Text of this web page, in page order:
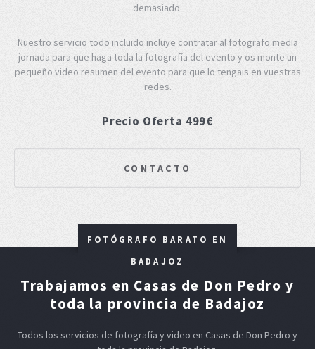
demasiado
Nuestro servicio todo incluido incluye contratar al fotografo media
jornada para que haga toda la fotografía del evento y os monte un
pequeño video resumen del evento para que lo tengais en vuestras
redes.
Precio Oferta 499€
CONTACTO
FOTÓGRAFO BARATO EN
BADAJOZ
Trabajamos en Casas de Don Pedro y
toda la provincia de Badajoz
Todos los servicios de fotografía y video en Casas de Don Pedro y